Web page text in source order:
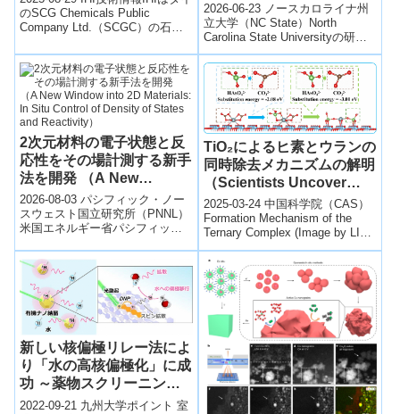
パイロットプラントの運転
を開始 ～石油製品の製造
脂原料製造へ活用～
のSCG Chemicals Public
Company Ltd.（SCGC）の石油
Driving Chemistry Lab
Discovers Catalysts That
Can Switch Products on
Demand）
2026-06-23 ノースカロライナ州
立大学（NC State）North
Carolina State Universityの研究
チームは、AI・ロボット・...
2次元材料の電子状態と反
応性をその場計測する新手
法を開発 （A New
Window into 2D
Materials: In Situ Control
of Density of States and
Reactivity）
2026-08-03 パシフィック・ノー
スウェスト国立研究所（PNNL）
米国エネルギー省パシフィッ
（PNNL）の研究チームは、二次
元...
TiO₂によるヒ素とウランの
同時除去メカニズムの解明
（Scientists Uncover
Mechanism involving
TiO2 for Simultaneous
Arsenic and Uranium
Remediation from
Groundwater）
2025-03-24 中国科学院（CAS）
Formation Mechanism of the
Ternary Complex (Image by LI
Zhe...
新しい核偏極リレー法によ
り「水の高核偏極化」に成
功 ～薬物スクリーニング
や細胞内のたんぱく質解析
2022-09-21 九州大学ポイント 室